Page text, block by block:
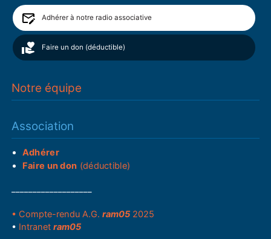
Adhérer à notre radio associative
Faire un don (déductible)
Notre équipe
Association
Adhérer
Faire un don (déductible)
• Compte-rendu A.G.ram05 2025
• Intranetram05